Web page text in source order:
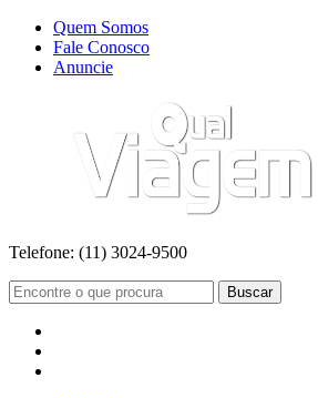
Quem Somos
Fale Conosco
Anuncie
Telefone: (11) 3024-9500
Buscar